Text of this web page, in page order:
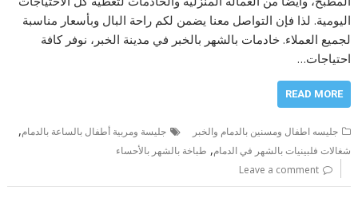
اليومية. لذا فإن التواصل معنا يضمن لكم راحة البال وبأسعار مناسبة
لجميع العملاء. خادمات بالشهر بالخبر في مدينة الخبر، نوفر كافة
احتياجات…
READ MORE
جليسه اطفال ومسنين بالدمام والخبر جليسة ومربية أطفال بالساعة بالدمام,
شغالات فلبينيات بالشهر في الدمام, طباخة بالشهر بالأحساء
Leave a comment